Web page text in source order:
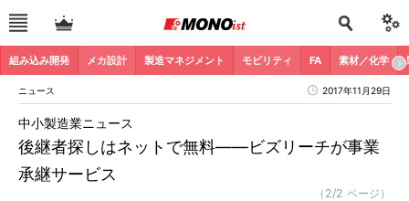
組み込み開発 メカ設計 製造マネジメント モビリティ FA 素材／化学
ニュース 2017年11月29日
後継者探しはネットで無料――ビズリーチが事業
承継サービス
中小製造業ニュース
（2/2 ページ）